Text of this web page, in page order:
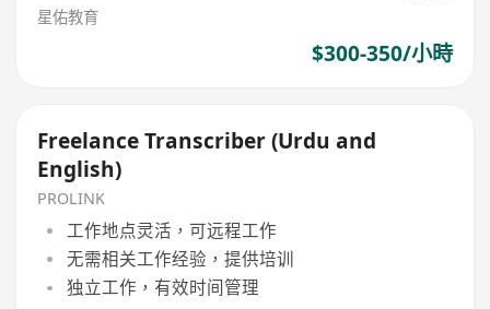
星佑教育
$300-350/小時
Freelance Transcriber (Urdu and
English)
PROLINK
工作地点灵活，可远程工作
无需相关工作经验，提供培训
独立工作，有效时间管理